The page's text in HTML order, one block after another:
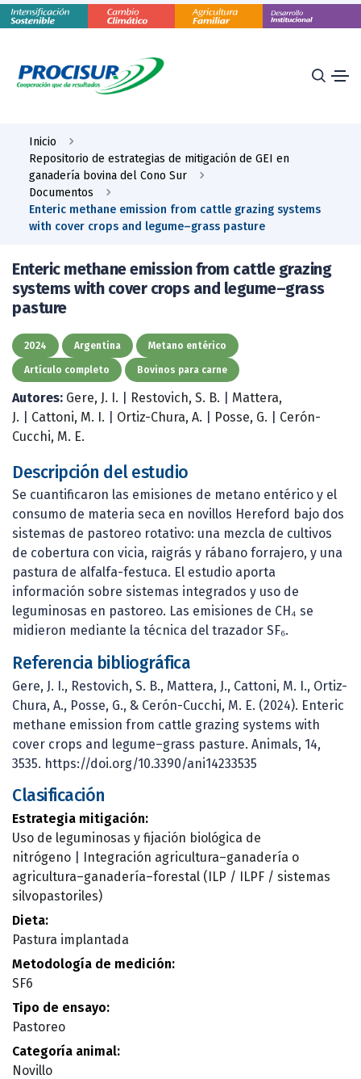
Inicio
Repositorio de estrategias de mitigación de GEI en
ganadería bovina del Cono Sur
Documentos
Enteric methane emission from cattle grazing systems
with cover crops and legume–grass pasture
Enteric methane emission from cattle grazing
systems with cover crops and legume–grass
pasture
2024 Argentina Metano entérico
Artículo completo Bovinos para carne
Autores: Gere, J. I. Restovich, S. B.
Mattera,
J.
Cattoni, M. I. Ortiz-Chura, A. Posse, G.
Cerón-
Cucchi, M. E.
Descripción del estudio
Se cuantificaron las emisiones de metano entérico y el
consumo de materia seca en novillos Hereford bajo dos
sistemas de pastoreo rotativo: una mezcla de cultivos
de cobertura con vicia, raigrás y rábano forrajero, y una
pastura de alfalfa-festuca. El estudio aporta
información sobre sistemas integrados y uso de
leguminosas en pastoreo. Las emisiones de CH₄ se
midieron mediante la técnica del trazador SF₆.
Referencia bibliográfica
Gere, J. I., Restovich, S. B., Mattera, J., Cattoni, M. I., Ortiz-
Chura, A., Posse, G., & Cerón-Cucchi, M. E. (2024). Enteric
methane emission from cattle grazing systems with
cover crops and legume–grass pasture. Animals, 14,
3535. https://doi.org/10.3390/ani14233535
Clasificación
Estrategia mitigación:
Uso de leguminosas y fijación biológica de
nitrógeno
Integración agricultura–ganadería o
agricultura–ganadería–forestal (ILP / ILPF / sistemas
silvopastoriles)
Dieta:
Pastura implantada
Metodología de medición:
SF6
Tipo de ensayo:
Pastoreo
Categoría animal:
Novillo